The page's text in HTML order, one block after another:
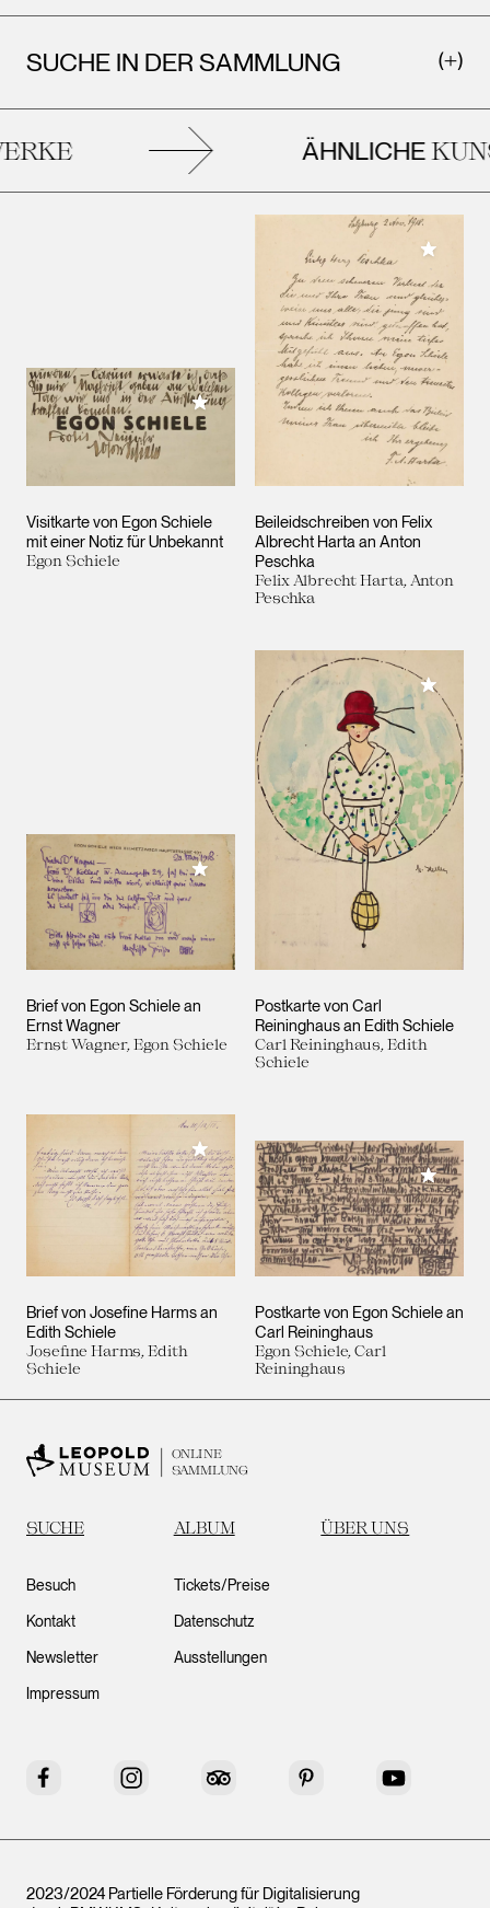
SUCHE IN DER SAMMLUNG
ÄHNLICHE
Visitkarte von Egon Schiele
mit einer Notiz für Unbekannt
Egon Schiele
Meiner Sammlung hinzufügen
Beileidschreiben von Felix
Albrecht Harta an Anton
Peschka
Felix Albrecht Harta, Anton
Peschka
Meiner
Brief von Egon Schiele an
Ernst Wagner
Ernst Wagner, Egon Schiele
Meiner Sammlung hinzufügen
Postkarte von Carl
Reininghaus an Edith Schiele
Carl Reininghaus, Edith
Schiele
Meiner
Brief von Josefine Harms an
Edith Schiele
Josefine Harms, Edith
Schiele
Meiner Sammlung hinzufügen
Postkarte von Egon Schiele an
Carl Reininghaus
Egon Schiele, Carl
Reininghaus
Meiner
ONLINE
SAMMLUNG
SUCHE ALBUM ÜBER UNS
Besuch
Kontakt
Newsletter
Impressum
Tickets/Preise
Datenschutz
Ausstellungen
Facebook Instagram Tripadvisor Pinterest YouTube
2023/2024 Partielle Förderung für Digitalisierung